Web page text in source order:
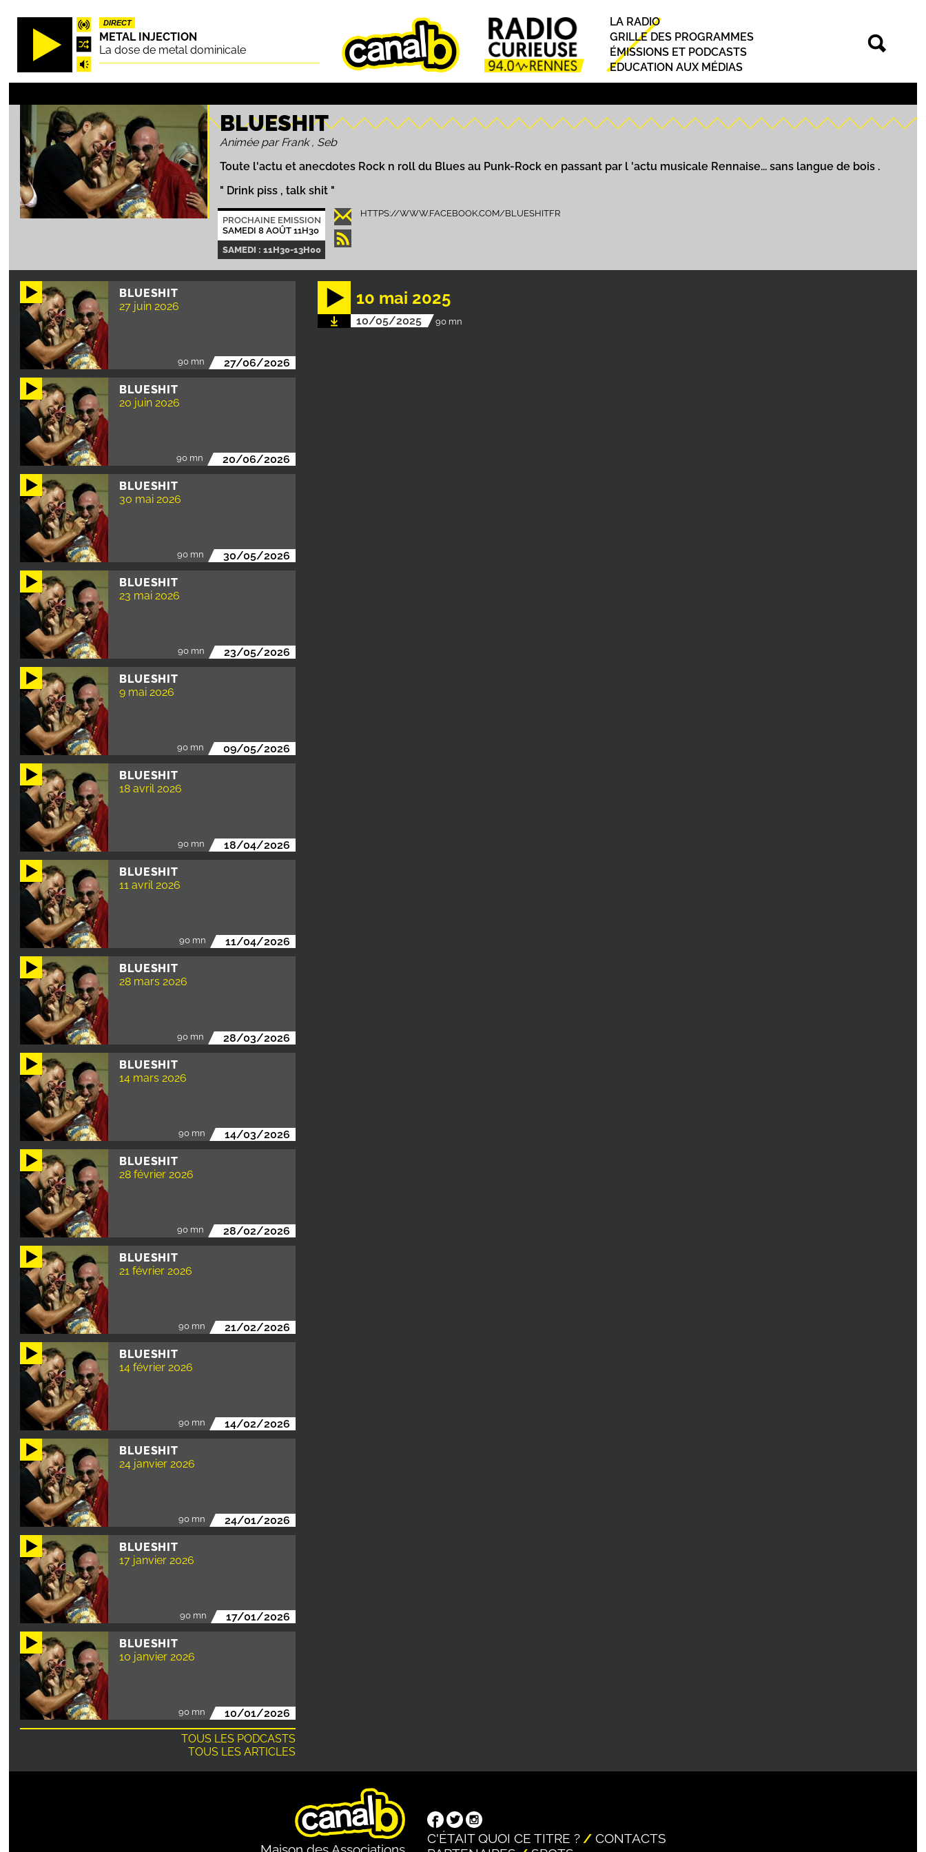
Aller
principal
DIRECT
METAL INJECTION
La dose de metal dominicale
Principal
LA RADIO
GRILLE DES PROGRAMMES
ÉMISSIONS ET PODCASTS
EDUCATION AUX MÉDIAS
BLUESHIT
Animée par Frank , Seb
Toute l'actu et anecdotes Rock n roll du Blues au Punk-Rock en passant par l 'actu musicale Rennaise... sans langue de bois .
" Drink piss , talk shit "
PROCHAINE EMISSION
SAMEDI 8 AOÛT 11H30
SAMEDI : 11H30-13H00
HTTPS://WWW.FACEBOOK.COM/BLUESHITFR
BLUESHIT
27 juin 2026
90 mn 27/06/2026
BLUESHIT
20 juin 2026
90 mn 20/06/2026
BLUESHIT
30 mai 2026
90 mn 30/05/2026
BLUESHIT
23 mai 2026
90 mn 23/05/2026
BLUESHIT
9 mai 2026
90 mn 09/05/2026
BLUESHIT
18 avril 2026
90 mn 18/04/2026
BLUESHIT
11 avril 2026
90 mn 11/04/2026
BLUESHIT
28 mars 2026
90 mn 28/03/2026
BLUESHIT
14 mars 2026
90 mn 14/03/2026
BLUESHIT
28 février 2026
90 mn 28/02/2026
BLUESHIT
21 février 2026
90 mn 21/02/2026
BLUESHIT
14 février 2026
90 mn 14/02/2026
BLUESHIT
24 janvier 2026
90 mn 24/01/2026
BLUESHIT
17 janvier 2026
90 mn 17/01/2026
BLUESHIT
10 janvier 2026
90 mn
10/01/2026
TOUS LES PODCASTS
TOUS LES ARTICLES
10 mai 2025
10/05/2025 90 mn
C'ÉTAIT QUOI CE TITRE ?
CONTACTS